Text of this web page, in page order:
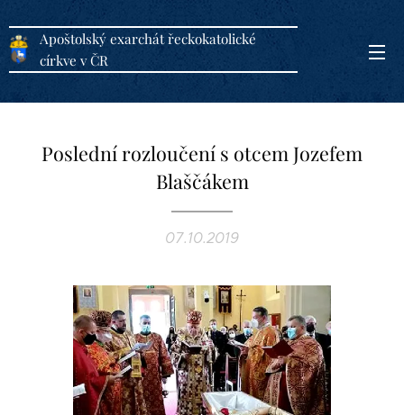
Apoštolský exarchát řeckokatolické
církve v ČR
Poslední rozloučení s otcem Jozefem
Blaščákem
07.10.2019